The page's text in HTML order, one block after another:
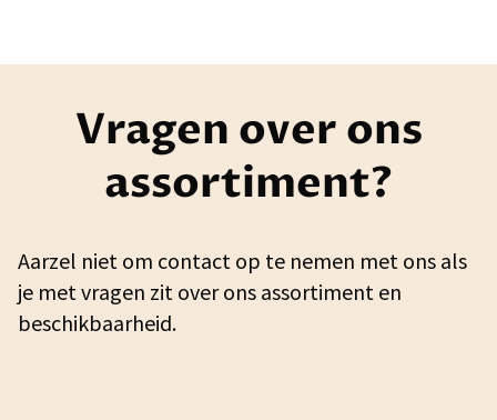
Vragen over ons
assortiment?
Aarzel niet om contact op te nemen met ons als
je met vragen zit over ons assortiment en
beschikbaarheid.